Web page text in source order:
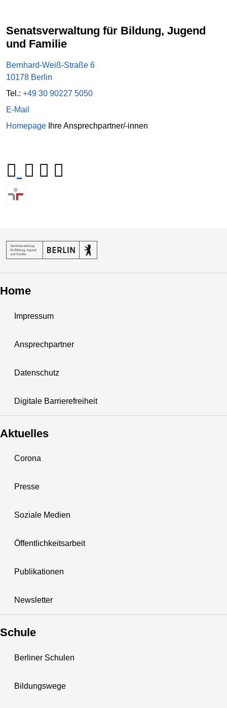
Senatsverwaltung für Bildung, Jugend
und Familie
Bernhard-Weiß-Straße 6
10178 Berlin
Tel.: +49 30 90227 5050
E-Mail
Homepage Ihre Ansprechpartner/-innen
Home
Impressum
Ansprechpartner
Datenschutz
Digitale Barrierefreiheit
Aktuelles
Corona
Presse
Soziale Medien
Öffentlichkeitsarbeit
Publikationen
Newsletter
Schule
Berliner Schulen
Bildungswege